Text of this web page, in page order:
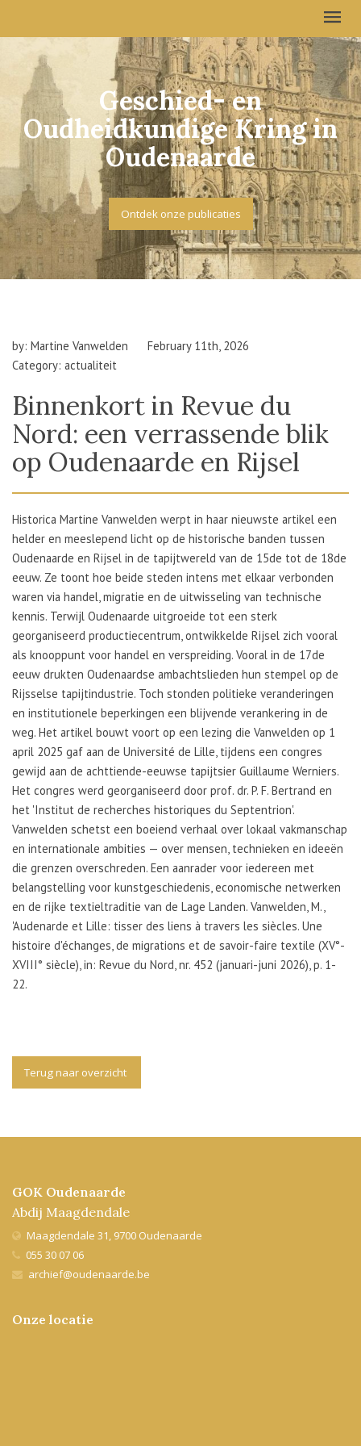
Geschied- en
Oudheidkundige Kring in
Oudenaarde
Ontdek onze publicaties
by: Martine Vanwelden
February 11th, 2026
Category: actualiteit
Binnenkort in Revue du
Nord: een verrassende blik
op Oudenaarde en Rijsel
Historica Martine Vanwelden werpt in haar nieuwste artikel een
helder en meeslepend licht op de historische banden tussen
Oudenaarde en Rijsel in de tapijtwereld van de 15de tot de 18de
eeuw. Ze toont hoe beide steden intens met elkaar verbonden
waren via handel, migratie en de uitwisseling van technische
kennis. Terwijl Oudenaarde uitgroeide tot een sterk
georganiseerd productiecentrum, ontwikkelde Rijsel zich vooral
als knooppunt voor handel en verspreiding. Vooral in de 17de
eeuw drukten Oudenaardse ambachtslieden hun stempel op de
Rijsselse tapijtindustrie. Toch stonden politieke veranderingen
en institutionele beperkingen een blijvende verankering in de
weg. Het artikel bouwt voort op een lezing die Vanwelden op 1
april 2025 gaf aan de Université de Lille, tijdens een congres
gewijd aan de achttiende-eeuwse tapijtsier Guillaume Werniers.
Het congres werd georganiseerd door prof. dr. P. F. Bertrand en
het 'Institut de recherches historiques du Septentrion'.
Vanwelden schetst een boeiend verhaal over lokaal vakmanschap
en internationale ambities — over mensen, technieken en ideeën
die grenzen overschreden. Een aanrader voor iedereen met
belangstelling voor kunstgeschiedenis, economische netwerken
en de rijke textieltraditie van de Lage Landen. Vanwelden, M.,
'Audenarde et Lille: tisser des liens à travers les siècles. Une
histoire d'échanges, de migrations et de savoir-faire textile (XV°-
XVIII° siècle), in: Revue du Nord, nr. 452 (januari-juni 2026), p. 1-
22.
Terug naar overzicht
GOK Oudenaarde
Abdij Maagdendale
Maagdendale 31, 9700 Oudenaarde
055 30 07 06
archief@oudenaarde.be
Onze locatie